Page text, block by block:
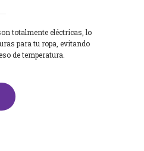
totalmente eléctricas, lo
para tu ropa, evitando
de temperatura.